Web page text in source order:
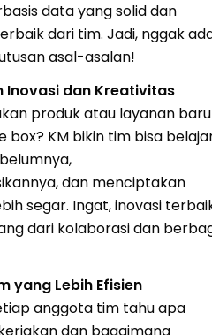
data yang solid dan
dari tim. Jadi, nggak
asal-asalan!
Inovasi dan Kreativitas
produk atau layanan baru
box? KM bikin tim bisa
dan menciptakan
segar. Ingat, inovasi
dari kolaborasi dan
yang Lebih Efisien
anggota tim tahu apa